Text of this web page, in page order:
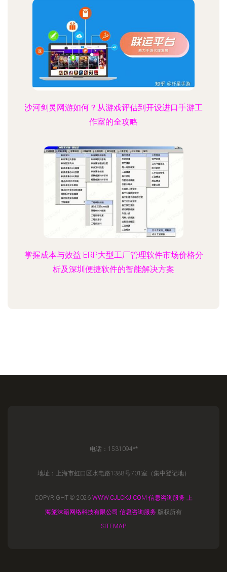
沙河剑灵网游如何？从游戏评估到开设进口手游工
作室的全攻略
掌握成本与效益 ERP大型工厂管理软件市场价格分
析及深圳便捷软件的智能解决方案
电话：1531094**
地址：上海市虹口区水电路1388号701室（集中登记地）
COPYRIGHT © 2026 WWW.CJLCKJ.COM 信息咨询服务 上
海笼沫籍网络科技有限公司 信息咨询服务 版权所有
SITEMAP